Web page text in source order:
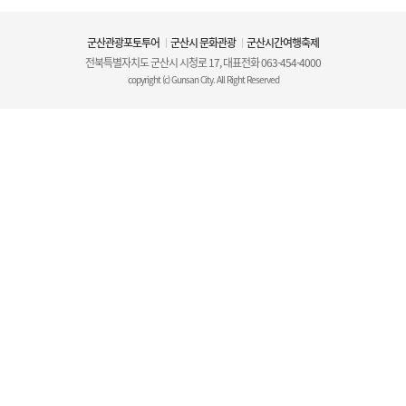
군산관광포토투어 군산시 문화관광
군산시간여행축제
전북특별자치도 군산시 시청로 17, 대표전화063-454-4000
copyright (c) Gunsan City. All Right Reserved